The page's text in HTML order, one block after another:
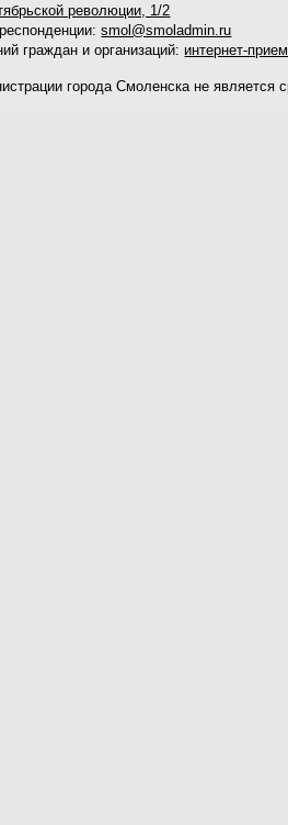
революции, 1/2
smol@smoladmin.ru
граждан и организаций: интернет-
города Смоленска не является